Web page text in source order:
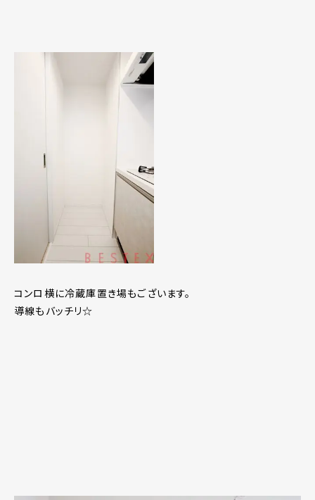
コンロ横に冷蔵庫置き場もございます。
導線もバッチリ☆